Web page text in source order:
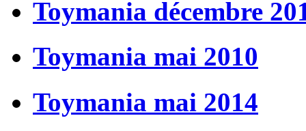
Toymania décembre
Toymania mai 2010
Toymania mai 2014